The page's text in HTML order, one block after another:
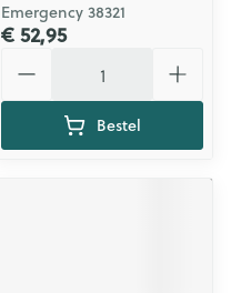
Emergency 38321
€ 52,95
Bestel